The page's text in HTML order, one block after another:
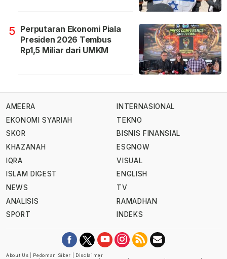
5 Perputaran Ekonomi Piala
Presiden 2026 Tembus
Rp1,5 Miliar dari UMKM
AMEERA
EKONOMI SYARIAH
SKOR
KHAZANAH
IQRA
ISLAM DIGEST
NEWS
ANALISIS
SPORT
INTERNASIONAL
TEKNO
BISNIS FINANSIAL
ESGNOW
VISUAL
ENGLISH
TV
RAMADHAN
INDEKS
About Us Pedoman Siber
Disclaimer